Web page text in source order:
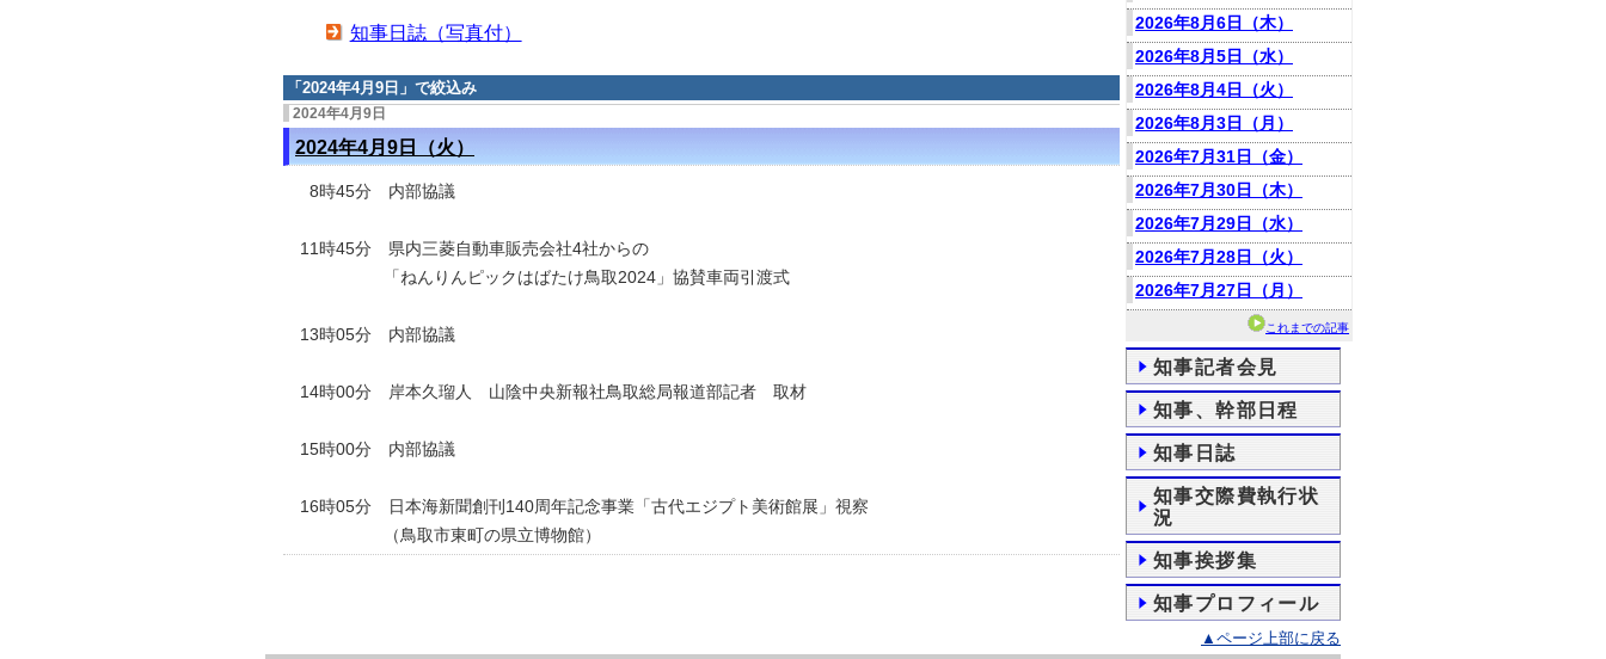
知事日誌（写真付）
「 2024年4月9日 」で絞込み
2024年4月9日
2024年4月9日（火）
8時45分 内部協議
11時45分 県内三菱自動車販売会社4社からの
「ねんりんピックはばたけ鳥取2024」協賛車両引渡式
13時05分 内部協議
14時00分 岸本久瑠人 山陰中央新報社鳥取総局報道部記者 取材
15時00分 内部協議
16時05分 日本海新聞創刊140周年記念事業「古代エジプト美術館展」視察
（鳥取市東町の県立博物館）
2026年8月6日（木）
2026年8月5日（水）
2026年8月4日（火）
2026年8月3日（月）
2026年7月31日（金）
2026年7月30日（木）
2026年7月29日（水）
2026年7月28日（火）
2026年7月27日（月）
これまでの記事
知事記者会見
知事、幹部日程
知事日誌
知事交際費執行状
況
知事挨拶集
知事プロフィール
▲ページ上部に戻る